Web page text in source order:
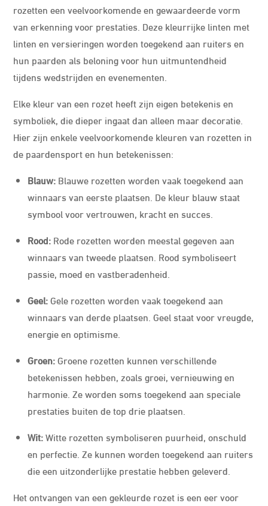
rozetten een veelvoorkomende en gewaardeerde vorm
van erkenning voor prestaties. Deze kleurrijke linten met
linten en versieringen worden toegekend aan ruiters en
hun paarden als beloning voor hun uitmuntendheid
tijdens wedstrijden en evenementen.
Elke kleur van een rozet heeft zijn eigen betekenis en
symboliek, die dieper ingaat dan alleen maar decoratie.
Hier zijn enkele veelvoorkomende kleuren van rozetten in
de paardensport en hun betekenissen:
Blauw: Blauwe rozetten worden vaak toegekend aan
winnaars van eerste plaatsen. De kleur blauw staat
symbool voor vertrouwen, kracht en succes.
Rood: Rode rozetten worden meestal gegeven aan
winnaars van tweede plaatsen. Rood symboliseert
passie, moed en vastberadenheid.
Geel:Gele rozetten worden vaak toegekend aan
winnaars van derde plaatsen. Geel staat voor vreugde,
energie en optimisme.
Groen:Groene rozetten kunnen verschillende
betekenissen hebben, zoals groei, vernieuwing en
harmonie. Ze worden soms toegekend aan speciale
prestaties buiten de top drie plaatsen.
Wit:Witte rozetten symboliseren puurheid, onschuld
en perfectie. Ze kunnen worden toegekend aan ruiters
die een uitzonderlijke prestatie hebben geleverd.
Het ontvangen van een gekleurde rozet is een eer voor